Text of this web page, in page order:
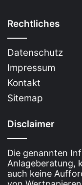
Rechtliches
Datenschutz
Impressum
Kontakt
Sitemap
Disclaimer
Die genannten
Anlageberatung,
auch keine